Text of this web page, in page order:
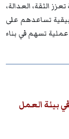
الثقة، العدالة،
تساعدهم على
تسهم في بناء
بيئة العمل